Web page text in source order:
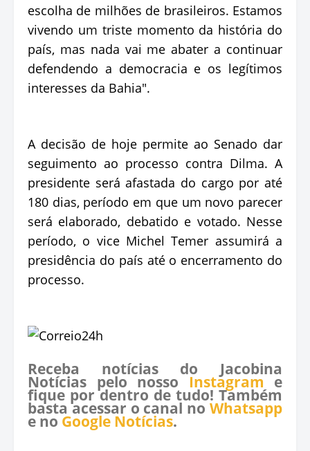
escolha de milhões de brasileiros. Estamos
vivendo um triste momento da história do
país, mas nada vai me abater a continuar
defendendo a democracia e os legítimos
interesses da Bahia".
A decisão de hoje permite ao Senado dar
seguimento ao processo contra Dilma. A
presidente será afastada do cargo por até
180 dias, período em que um novo parecer
será elaborado, debatido e votado. Nesse
período, o vice Michel Temer assumirá a
presidência do país até o encerramento do
processo.
Receba notícias do Jacobina
Notícias pelo nosso Instagram e
fique por dentro de tudo! Também
basta acessar o canal no Whatsapp
e no Google Notícias.